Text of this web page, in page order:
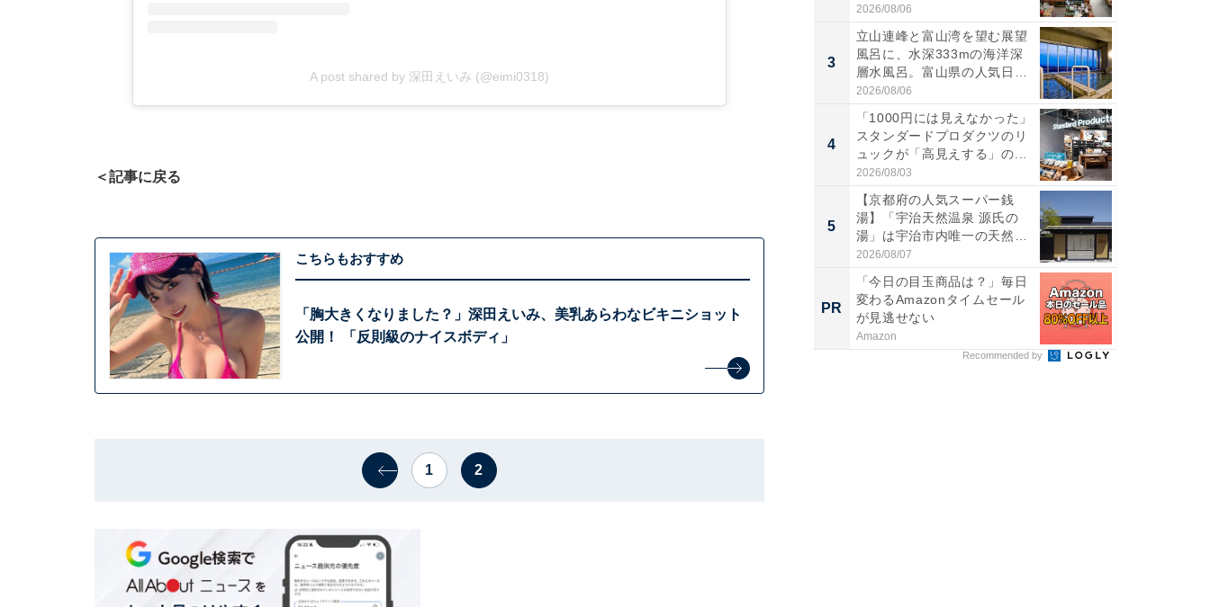
A post shared by 深田えいみ (@eimi0318)
＜記事に戻る
こちらもおすすめ
「胸大きくなりました？」深田えいみ、美乳あらわなビキニショット
公開！ 「反則級のナイスボディ」
1 2
ー...
2026/08/06
3
立山連峰と富山湾を望む展望
風呂に、水深333mの海洋深
層水風呂。富山県の人気日
帰...
2026/08/06
4
「1000円には見えなかった」
スタンダードプロダクツのリ
ュックが「高見えする」の...
2026/08/03
5
【京都府の人気スーパー銭
湯】「宇治天然温泉 源氏の
湯」は宇治市内唯一の天然温
泉と...
2026/08/07
PR
「今日の目玉商品は？」毎日
変わるAmazonタイムセール
が見逃せない
Amazon
Recommended by